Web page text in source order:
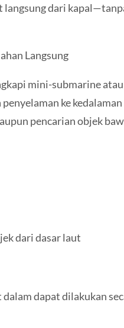
dari
Langsung
mini-submarine
ke
pencarian objek
dari dasar laut
dapat dilakukan